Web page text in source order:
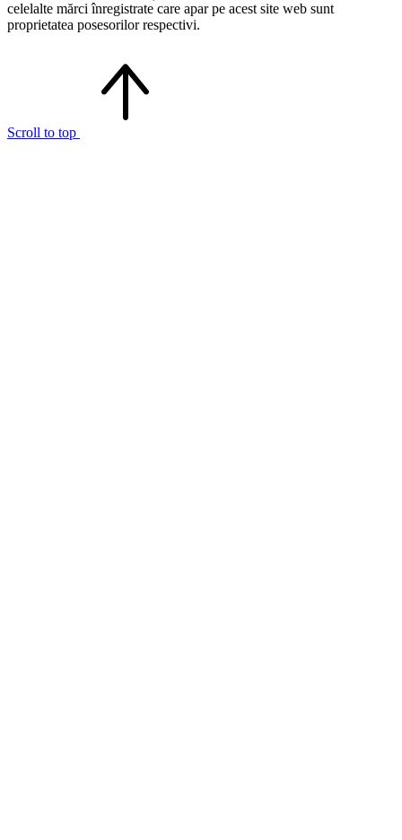
celelalte mărci înregistrate care apar pe acest site web sunt
proprietatea posesorilor respectivi.
Scroll to top